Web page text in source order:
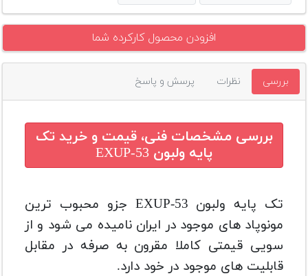
افزودن محصول کارکرده شما
بررسی نظرات پرسش و پاسخ
بررسی مشخصات فنی، قیمت و خریدتک
پایه ولبون EXUP-53
تک پایه ولبون EXUP-53 جزو محبوب ترین
مونوپاد های موجود در ایران نامیده می شود و از
سویی قیمتی کاملا مقرون به صرفه در مقابل
قابلیت های موجود در خود دارد.